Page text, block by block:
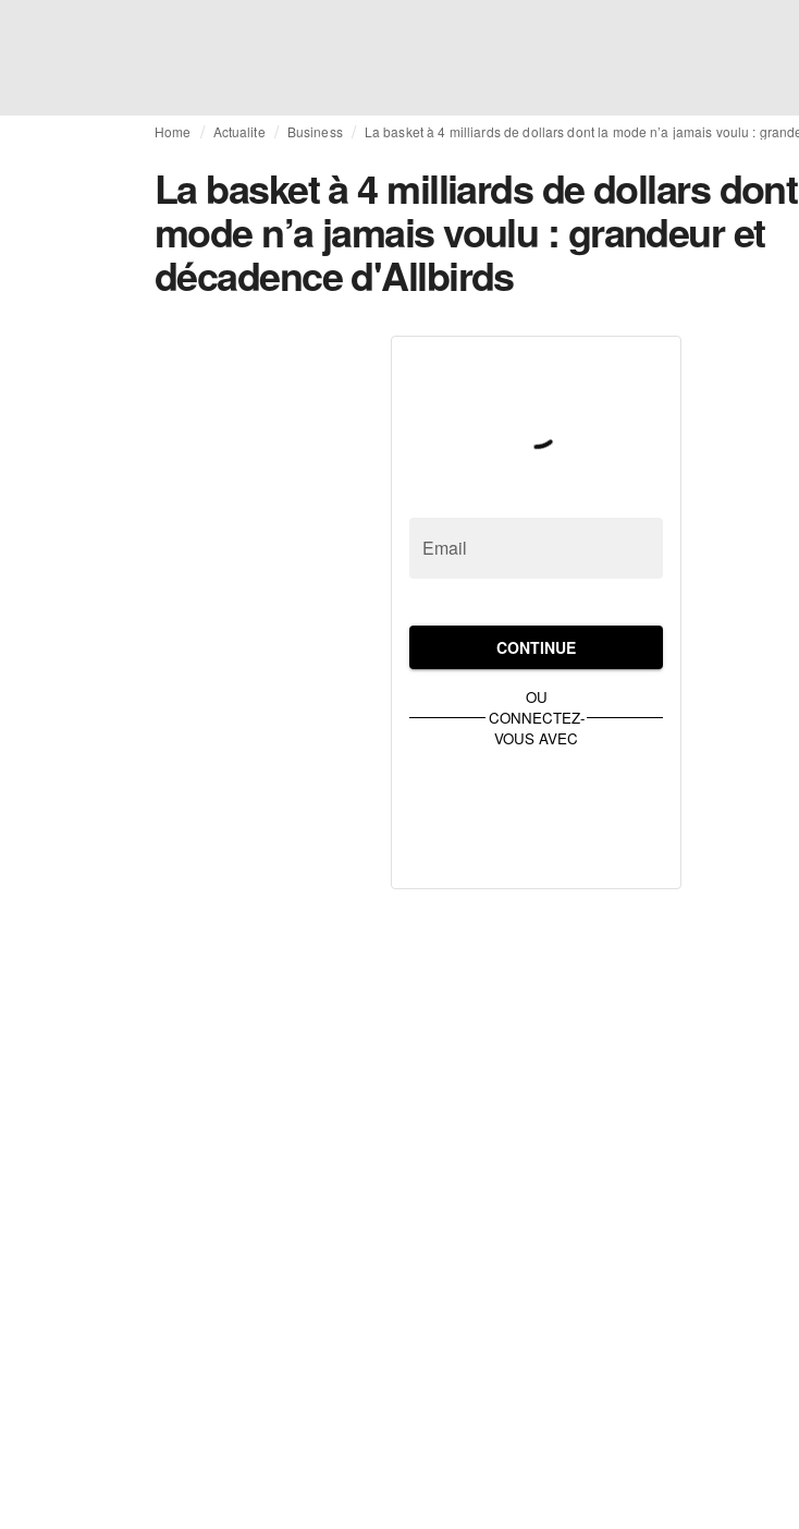
Home Actualite Business La basket à 4 milliards de dollars dont la mode n’a jamais voulu :
La basket à 4 milliards de dollars
mode n’a jamais voulu : grandeur et
décadence d'Allbirds
Email
CONTINUE
OU
CONNECTEZ-
VOUS AVEC